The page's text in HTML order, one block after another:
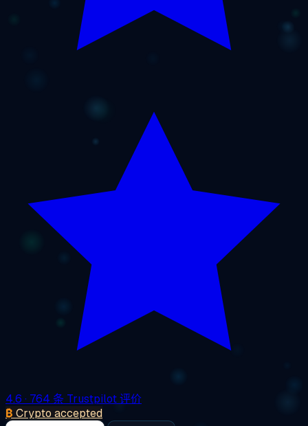
4.6 · 764 条 Trustpilot 评价
₿ Crypto accepted